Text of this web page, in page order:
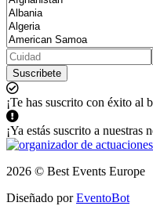
Suscribete
¡Te has suscrito con éxito al
¡Ya estás suscrito a nuestras
2026 © Best Events Europe
Diseñado porEventoBot